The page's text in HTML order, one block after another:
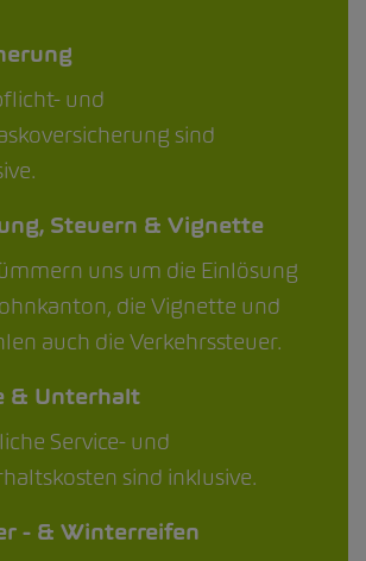
und
sind
Steuern & Vignette
uns um die Einlösung
die Vignette und
auch die Verkehrssteuer.
& Unterhalt
Service- und
sind inklusive.
- & Winterreifen